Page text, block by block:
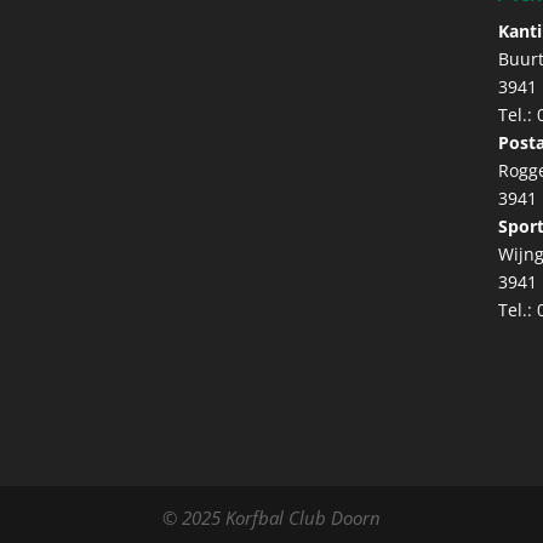
3941
Tel.:
3941
3941
Tel.:
© 2025 Korfbal Club Doorn